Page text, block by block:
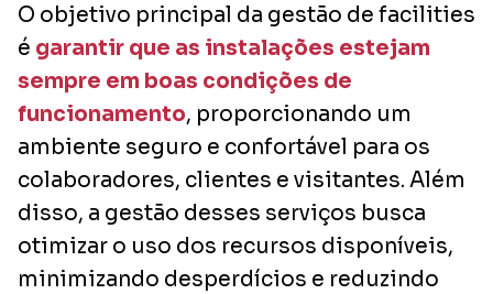
O objetivo principal da gestão de facilities
é garantir que as instalações estejam
sempre em boas condições de
funcionamento, proporcionando um
ambiente seguro e confortável para os
colaboradores, clientes e visitantes. Além
disso, a gestão desses serviços busca
otimizar o uso dos recursos disponíveis,
minimizando desperdícios e reduzindo